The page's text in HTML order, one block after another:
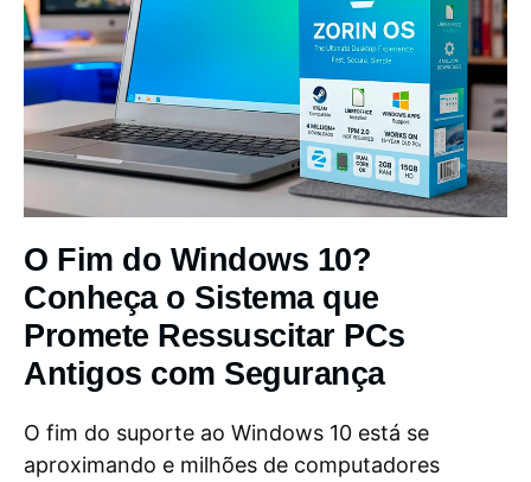
O Fim do Windows 10?
Conheça o Sistema que
Promete Ressuscitar PCs
Antigos com Segurança
O fim do suporte ao Windows 10 está se
aproximando e milhões de computadores